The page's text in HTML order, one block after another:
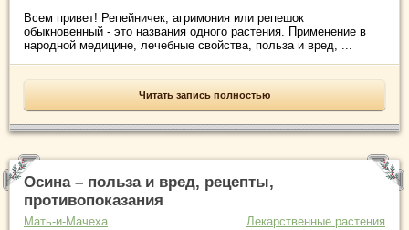
Всем привет! Репейничек, агримония или репешок
обыкновенный - это названия одного растения. Применение в
народной медицине, лечебные свойства, польза и вред, ...
Читать запись полностью
Осина – польза и вред, рецепты,
противопоказания
Мать-и-Мачеха Лекарственные растения